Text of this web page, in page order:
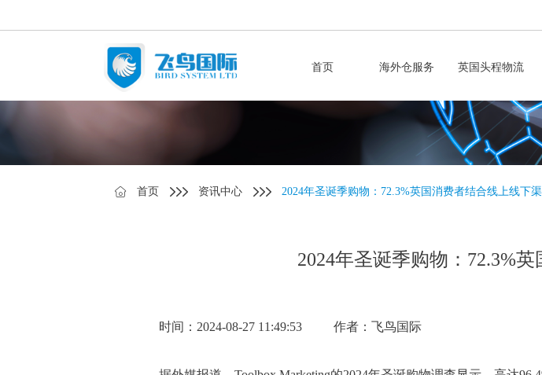
首页 海外仓服务 英国头程物流
首页 资讯中心 2024年圣诞季购物：72.3%英国消费者结合线上线下
2024年圣诞季购物：72.3%
时间：2024-08-27 11:49:53 作者：飞鸟国际